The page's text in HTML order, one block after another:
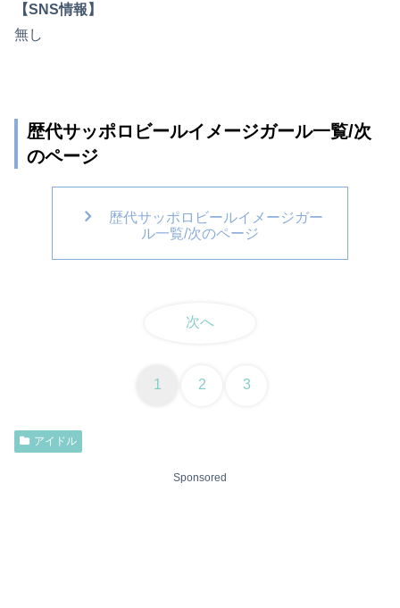
【SNS情報】
無し
歴代サッポロビールイメージガール一覧/次
のページ
歴代サッポロビールイメージガー
ル一覧/次のページ
次へ
1 2 3
アイドル
Sponsored